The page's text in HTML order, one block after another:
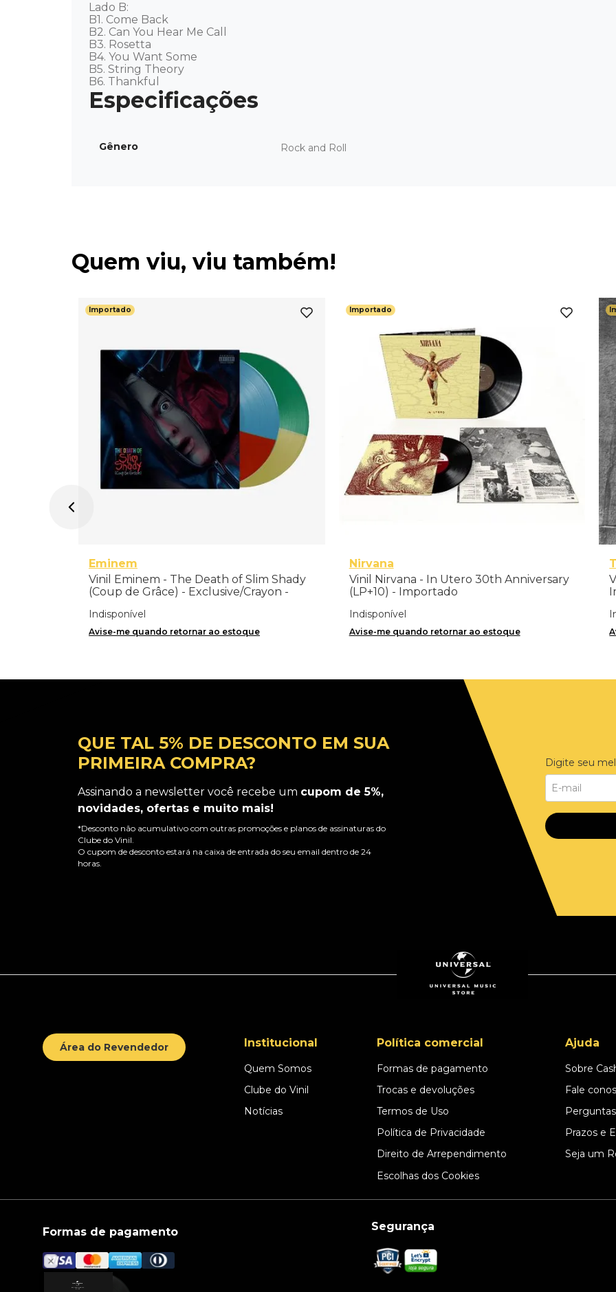
Lado B:
B1. Come Back
B2. Can You Hear Me Call
B3. Rosetta
B4. You Want Some
B5. String Theory
B6. Thankful
Gênero Rock and Roll
Quem viu, viu também!
Importado
Eminem
Vinil Eminem - The Death of Slim Shady
(Coup de Grâce) - Exclusive/Crayon -
Indisponível
Avise-me quando retornar ao estoque
Importado
Nirvana
Vinil Nirvana - In Utero 30th Anniversary
(LP+10) - Importado
Indisponível
Avise-me quando retornar ao estoque
QUE TAL 5% DE DESCONTO EM SUA
PRIMEIRA COMPRA?
Assinando a newsletter você recebe um cupom de 5%,
novidades, ofertas e muito mais!
*Desconto não acumulativo com outras promoções e planos de assinaturas do
Clube do Vinil.
O cupom de desconto estará na caixa de entrada do seu email dentro de 24
horas.
Digite seu
Área do Revendedor Institucional
Quem Somos
Clube do Vinil
Notícias
Política comercial
Formas de pagamento
Trocas e devoluções
Termos de Uso
Política de Privacidade
Direito de Arrependimento
Escolhas dos Cookies
Ajuda
Sobre
Fale
Prazos e
Seja um
Formas de pagamento Segurança